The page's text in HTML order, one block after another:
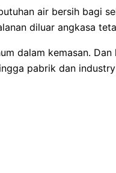
air bersih bagi
diluar angkasa
dalam kemasan. Dan
pabrik dan